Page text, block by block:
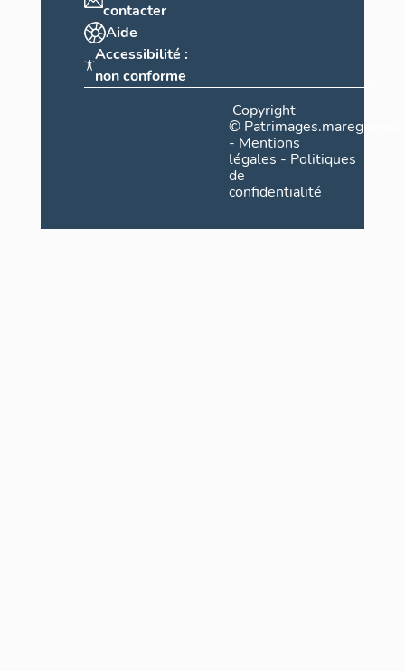
contacter
Aide
Accessibilité :
non conforme
Copyright
©
- Mentions
légales - Politiques
de
confidentialité